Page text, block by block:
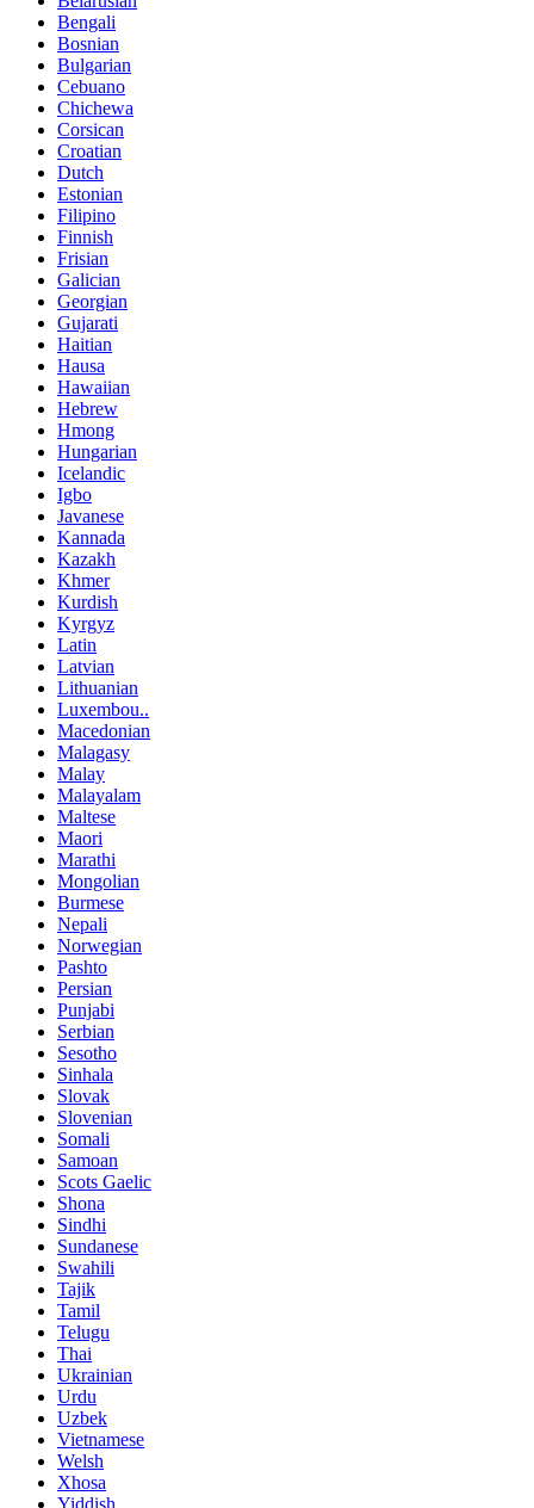
Bengali
Bosnian
Bulgarian
Cebuano
Chichewa
Corsican
Croatian
Dutch
Estonian
Filipino
Finnish
Frisian
Galician
Georgian
Gujarati
Haitian
Hausa
Hawaiian
Hebrew
Hmong
Hungarian
Icelandic
Igbo
Javanese
Kannada
Kazakh
Khmer
Kurdish
Kyrgyz
Latin
Latvian
Lithuanian
Luxembou..
Macedonian
Malagasy
Malay
Malayalam
Maltese
Maori
Marathi
Mongolian
Burmese
Nepali
Norwegian
Pashto
Persian
Punjabi
Serbian
Sesotho
Sinhala
Slovak
Slovenian
Somali
Samoan
Scots Gaelic
Shona
Sindhi
Sundanese
Swahili
Tajik
Tamil
Telugu
Thai
Ukrainian
Urdu
Uzbek
Vietnamese
Welsh
Xhosa
Yiddish